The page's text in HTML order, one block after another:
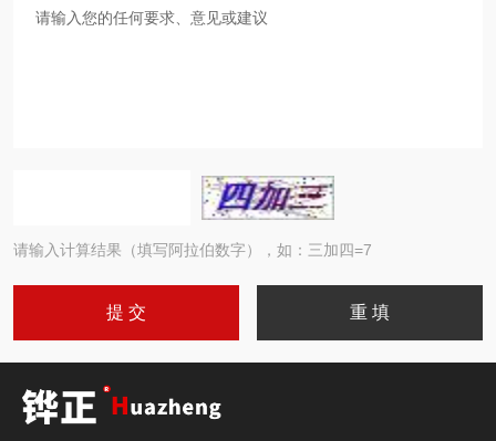
请输入计算结果（填写阿拉伯数字），如：三加四=7